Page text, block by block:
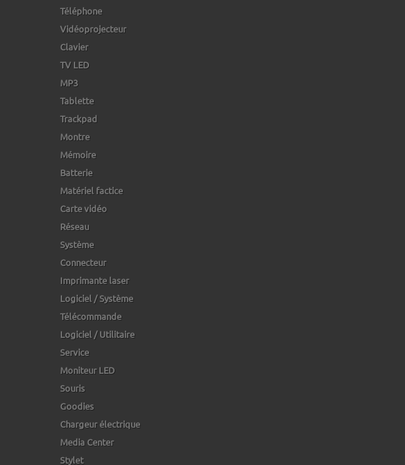
Téléphone
Vidéoprojecteur
Clavier
TV LED
MP3
Tablette
Trackpad
Montre
Mémoire
Batterie
Matériel factice
Carte vidéo
Réseau
Système
Connecteur
Imprimante laser
Logiciel / Système
Télécommande
Logiciel / Utilitaire
Service
Moniteur LED
Souris
Goodies
Chargeur électrique
Media Center
Stylet